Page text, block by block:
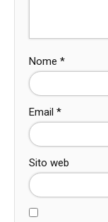
Nome *
Email *
Sito web